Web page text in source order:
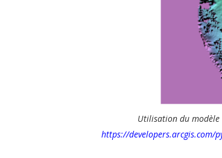
Utilisation du modèle
https://developers.arcgis.com/